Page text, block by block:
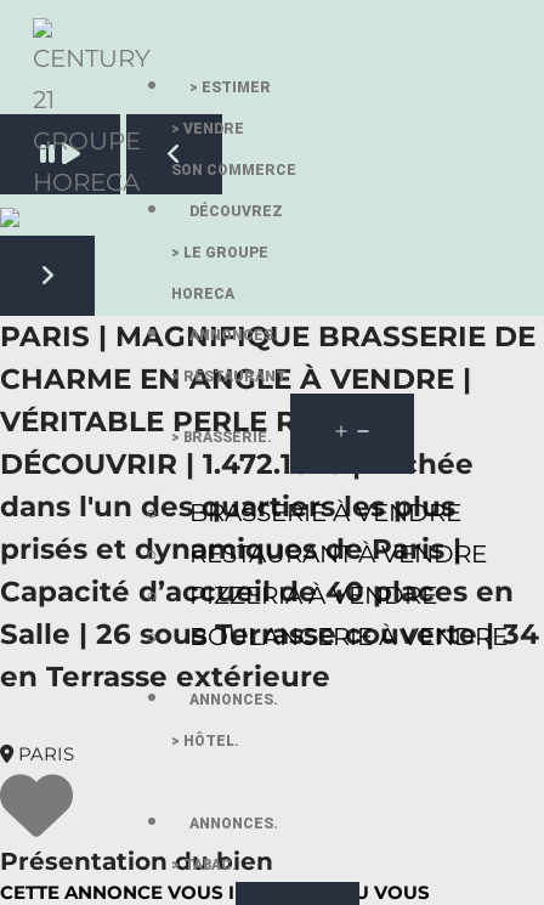
> ESTIMER
> VENDRE
SON COMMERCE
DÉCOUVREZ
> LE GROUPE
HORECA
ANNONCES.
> RESTAURANT.
> BRASSERIE.
BRASSERIE À VENDRE
RESTAURANT À VENDRE
PIZZERIA À VENDRE
BOULANGERIE À VENDRE
ANNONCES.
> HÔTEL.
ANNONCES.
> TABAC.
Pause slide rotation
Resume slide rotation
Previous slide
Next slide
PARIS | MAGNIFIQUE BRASSERIE DE
CHARME EN ANGLE À VENDRE |
VÉRITABLE PERLE RARE À
DÉCOUVRIR | 1.472.161€ | Nichée
dans l'un des quartiers les plus
prisés et dynamiques de Paris |
Capacité d’accueil de 40 places en
Salle | 26 sous Terrasse couverte | 34
en Terrasse extérieure
PARIS
Présentation du bien
CETTE ANNONCE VOUS INTÉRESSE OU VOUS